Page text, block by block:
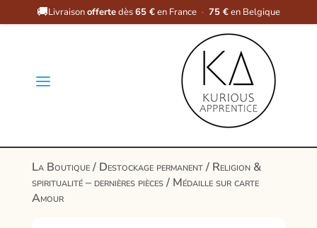
🚚Livraisonoffertedès65 €en France · 75 €en Belgique
a
La Boutique/ Destockage permanent/ Religion &
spiritualité – dernières pièces/ Médaille sur carte
Amour